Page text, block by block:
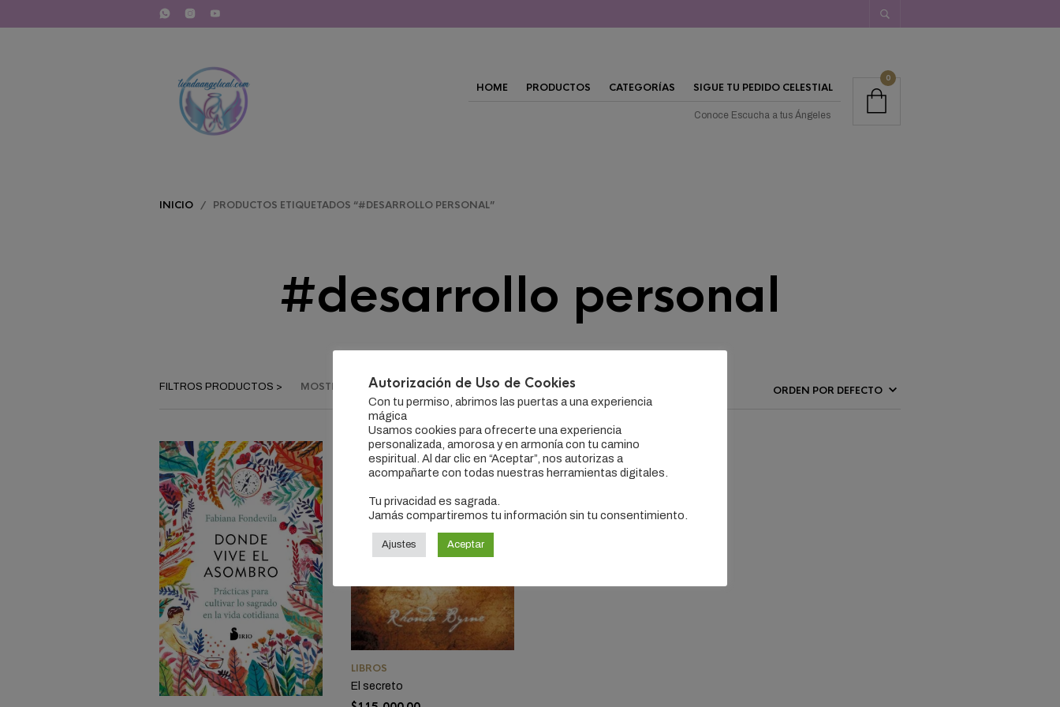
HOME PRODUCTOS CATEGORÍAS SIGUE TU PEDIDO CELESTIAL
Conoce Escucha a tus Ángeles
0
INICIO / PRODUCTOS ETIQUETADOS “#DESARROLLO PERSONAL”
#desarrollo personal
MOSTRANDO 2 RESULTADOS
LIBROS
El secreto
Autorización de Uso de Cookies
Con tu permiso, abrimos las puertas a una experiencia
mágica
Usamos cookies para ofrecerte una experiencia
personalizada, amorosa y en armonía con tu camino
espiritual. Al dar clic en “Aceptar”, nos autorizas a
acompañarte con todas nuestras herramientas digitales.
Tu privacidad es sagrada.
Jamás compartiremos tu información sin tu consentimiento.
Ajustes Aceptar